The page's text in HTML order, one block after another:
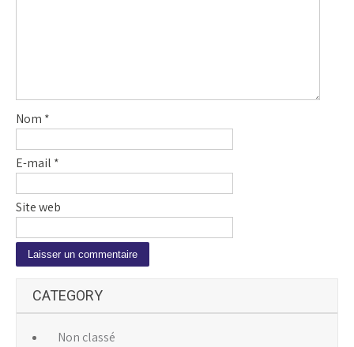
Nom *
E-mail *
Site web
t
CATEGORY
Non classé